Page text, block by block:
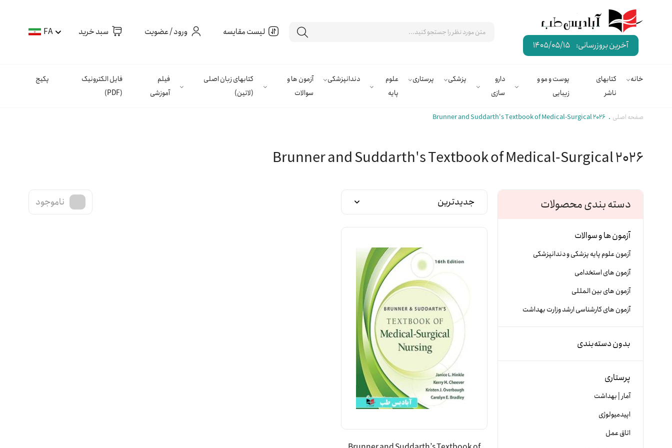
آخرین بروزرسانی: 1405/05/15
لیست مقایسه ورود / عضویت سبد خرید FA
خانه
کتابهای
ناشر
پوست و مو و
زیبایی
دارو
سازی
پزشکی پرستاری
علوم
پایه
دندانپزشکی
آزمون ها و
سوالات
کتابهای زبان اصلی
(لاتین)
فیلم
آموزشی
فایل الکترونیک
(PDF)
پکیج
صفحه اصلی Brunner and Suddarth's Textbook of Medical-Surgical 2026
Brunner and Suddarth's Textbook of Medical-Surgical 2026
دسته بندی محصولات
آزمون ها و سوالات
آزمون علوم پایه پزشکی و دندانپزشکی
آزمون های استخدامی
آزمون های بین المللی
آزمون های کارشناسی ارشد وزارت بهداشت
بدون دسته‌بندی
پرستاری
آمار | بهداشت
اپیدمیولوژی
اتاق عمل
ناموجود